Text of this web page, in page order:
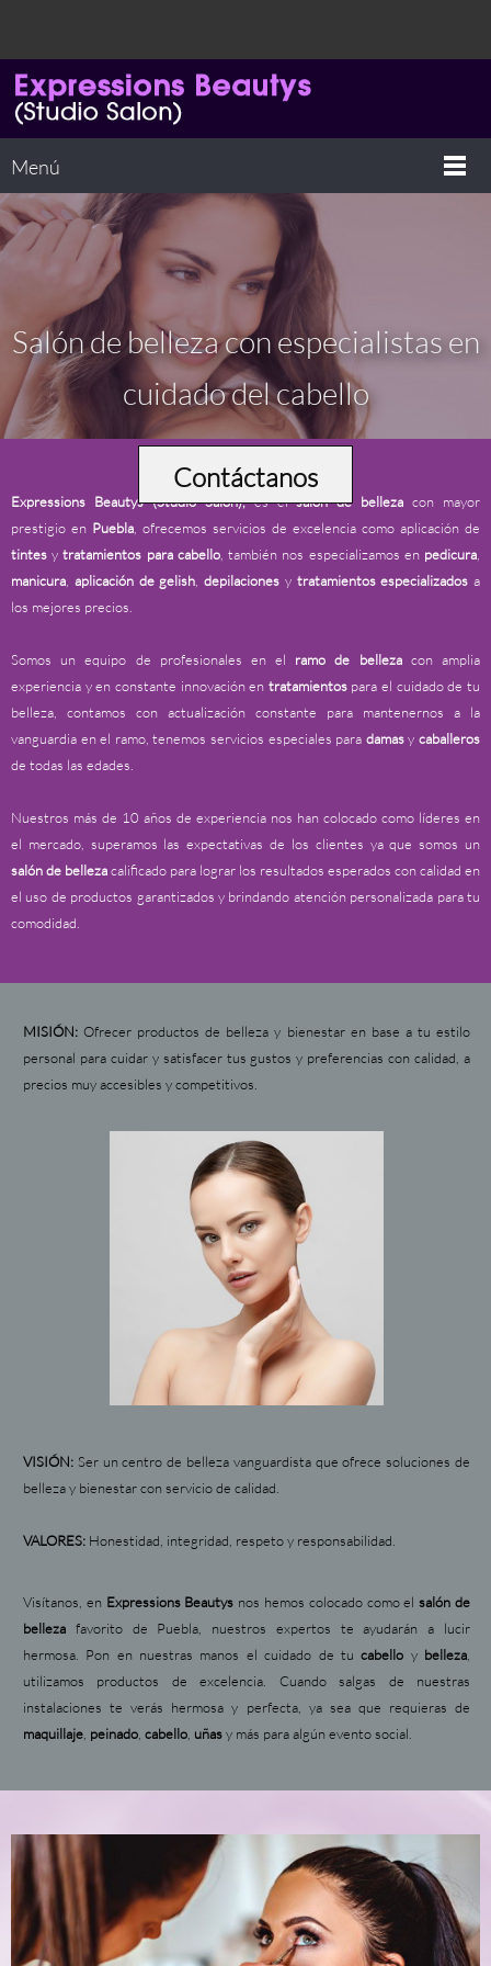
Menú
Salón de belleza con especialistas en
cuidado del cabello
Contáctanos
Expressions Beautys (Studio Salon),es elsalón de belleza con mayor
prestigio en Puebla , ofrecemos servicios de excelencia como aplicación de
tintes ytratamientos para cabello, también nos especializamos en pedicura
manicura aplicación de gelish depilaciones y tratamientos especializados a
los mejores precios.
Somos un equipo de profesionales en el ramo de bellezacon amplia
experiencia y en constante innovación en tratamientospara el cuidado de tu
belleza, contamos con actualización constante para mantenernos a la
vanguardia en el ramo, tenemos servicios especiales para damasycaballeros
de todas las edades.
Nuestros más de 10 años de experiencia nos han colocado como líderes en
el mercado, superamos las expectativas de los clientes ya que somos un
salón de bellezacalificado para lograr los resultados esperados con calidad en
el uso de productos garantizados y brindando atención personalizada para tu
comodidad.
MISIÓN: Ofrecer productos de belleza y bienestar en base a tu estilo
personal para cuidar y satisfacer tus gustos y preferencias con calidad, a
precios muy accesibles y competitivos.
VISIÓN: Ser un centro de belleza vanguardista que ofrece soluciones de
belleza y bienestar con servicio de calidad.
VALORES: Honestidad, integridad, respeto y responsabilidad.
Visítanos, en Expressions Beautys nos hemos colocado como elsalón de
belleza favorito de Puebla, nuestros expertos te ayudarán a lucir
hermosa. Pon en nuestras manos el cuidado de tucabello y belleza
utilizamos productos de excelencia. Cuando salgas de nuestras
instalaciones te verás hermosa y perfecta, ya sea que requieras de
maquillaje peinado cabello uñasy más para algún evento social.